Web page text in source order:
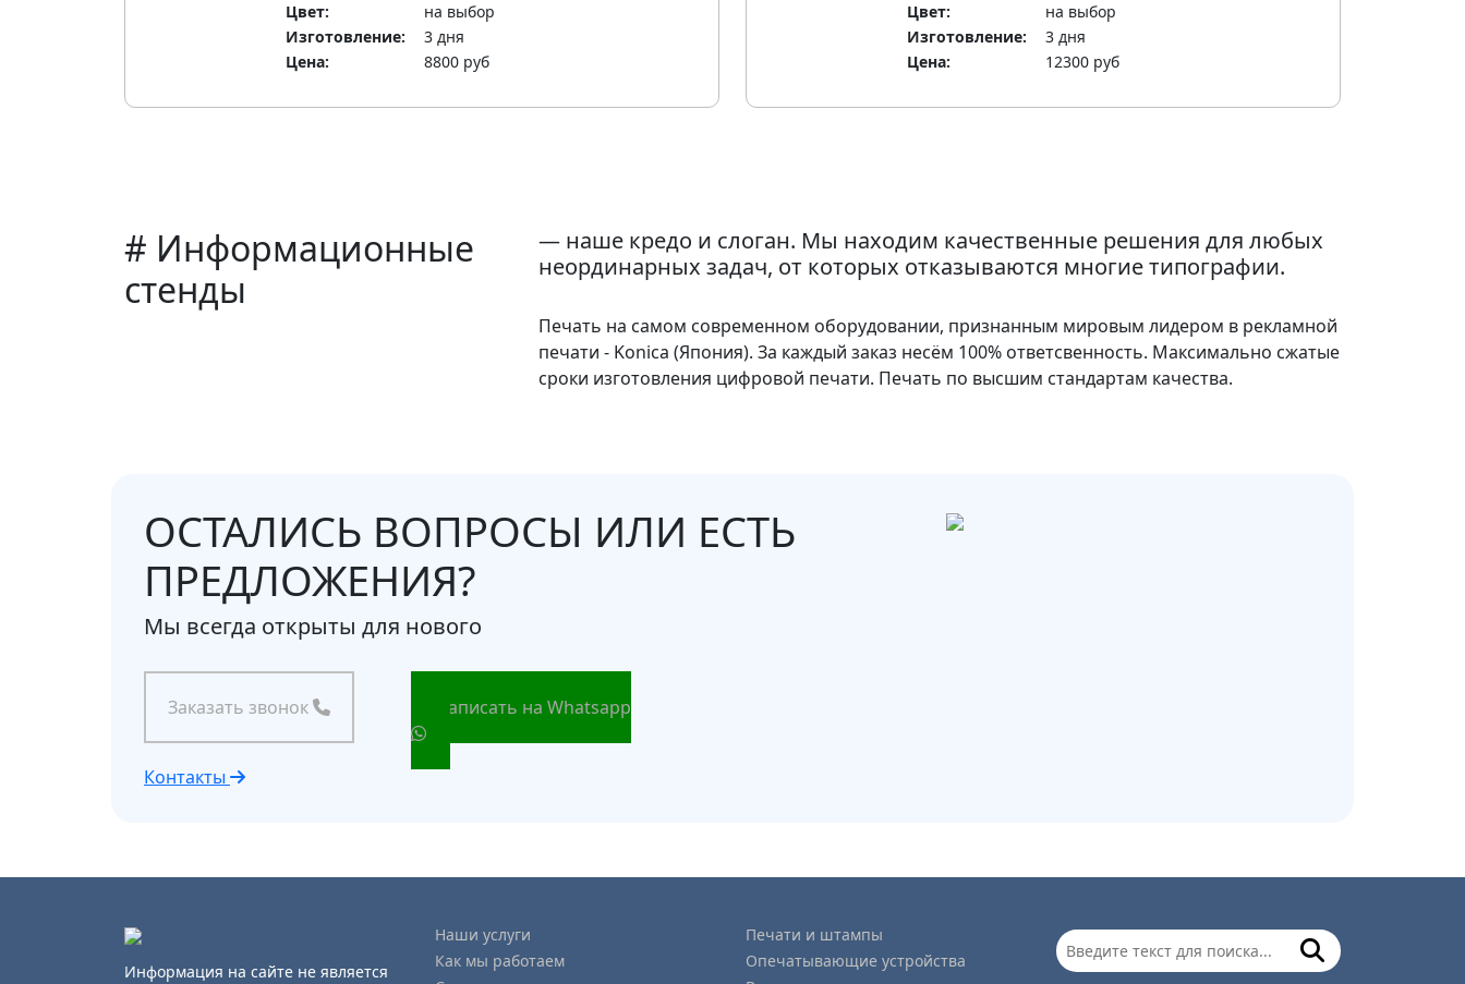
Цвет:
на выбор
Изготовление:
3 дня
Цена:
8800 руб
Цвет:
на выбор
Изготовление:
3 дня
Цена:
12300 руб
# Информационные
стенды
— наше кредо и слоган. Мы находим качественные решения для любых
неординарных задач, от которых отказываются многие типографии.
Печать на самом современном оборудовании, признанным мировым лидером в рекламной
печати - Konica (Япония). За каждый заказ несём 100% ответсвенность. Максимально сжатые
сроки изготовления цифровой печати. Печать по высшим стандартам качества.
ОСТАЛИСЬ ВОПРОСЫ ИЛИ ЕСТЬ
ПРЕДЛОЖЕНИЯ?
Мы всегда открыты для нового
Заказать звонок Написать на Whatsapp
Контакты
Информация на сайте не является
Наши услуги
Как мы работаем
Печати и штампы
Опечатывающие устройства